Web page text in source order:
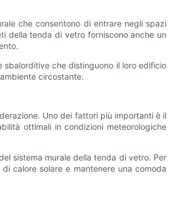
che consentono di entrare negli spazi
della tenda di vetro forniscono anche un
che distinguono il loro edificio
circostante.
Uno dei fattori più importanti è il
ottimali in condizioni meteorologiche
sistema murale della tenda di vetro. Per
calore solare e mantenere una comoda